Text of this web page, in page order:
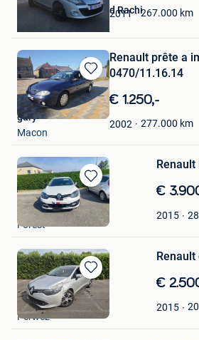
2011 267.000 km
De klussenier Mourad Rachi
Bewaren
in
Mijn
Favorieten
Renault prête a
0470/11.16.14
€ 1.250,-
2002 277.000 km
gary
Macon
Bewaren
in
Mijn
Favorieten
€
2015
10/10/1961 lahsen
Forest
Bewaren
in
Favorieten
Renault
€
2015
DD
Perwez